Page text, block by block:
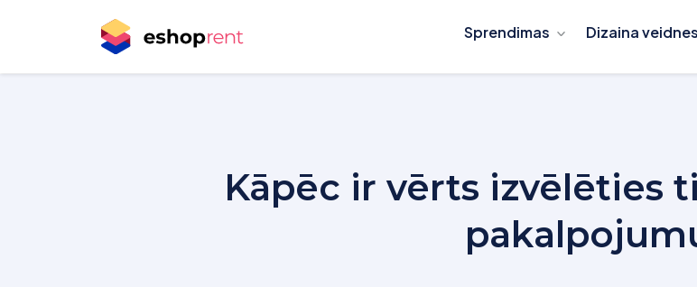
Sprendimas Dizaina veidnes
Kāpēc ir vērts izvēlēties